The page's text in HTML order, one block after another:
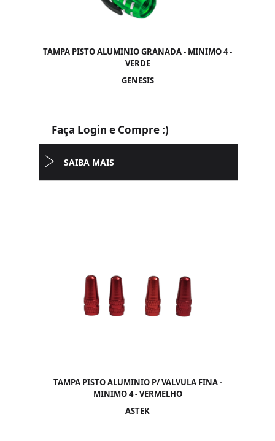
TAMPA PISTO ALUMINIO GRANADA - MINIMO 4 -
VERDE
GENESIS
Faça Login e Compre :)
SAIBA MAIS
TAMPA PISTO ALUMINIO P/ VALVULA FINA -
MINIMO 4 - VERMELHO
ASTEK